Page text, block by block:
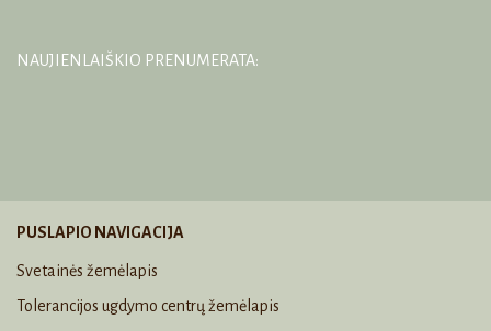
NAUJIENLAIŠKIO PRENUMERATA:
PUSLAPIO NAVIGACIJA
Svetainės žemėlapis
Tolerancijos ugdymo centrų žemėlapis